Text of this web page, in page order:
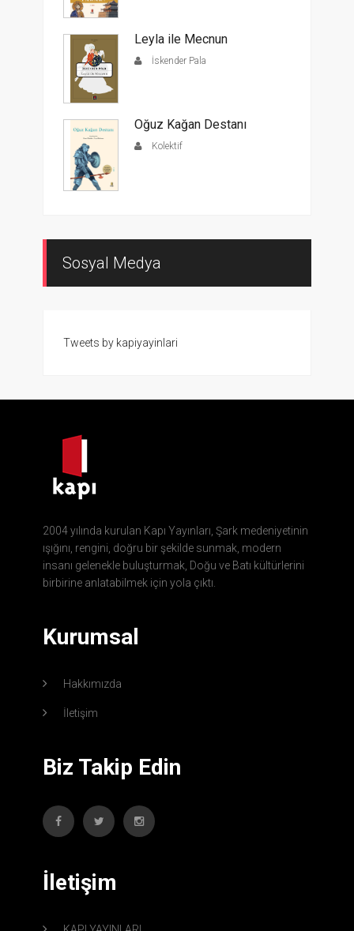
Leyla ile Mecnun
İskender Pala
Oğuz Kağan Destanı
Kolektif
Sosyal Medya
Tweets by kapiyayinlari
2004 yılında kurulan Kapı Yayınları, Şark medeniyetinin
ışığını, rengini, doğru bir şekilde sunmak, modern
insanı gelenekle buluşturmak, Doğu ve Batı kültürlerini
birbirine anlatabilmek için yola çıktı.
Kurumsal
Hakkımızda
İletişim
Biz Takip Edin
İletişim